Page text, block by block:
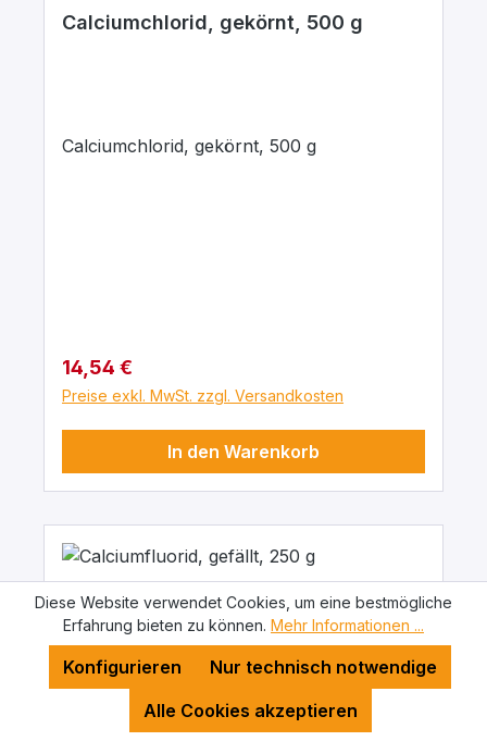
Calciumchlorid, gekörnt, 500 g
Calciumchlorid, gekörnt, 500 g
Regulärer Preis:
14,54 €
Preise exkl. MwSt. zzgl. Versandkosten
In den Warenkorb
Diese Website verwendet Cookies, um eine bestmögliche
Erfahrung bieten zu können. Mehr Informationen ...
Nur technisch notwendige
Konfigurieren
Alle Cookies akzeptieren